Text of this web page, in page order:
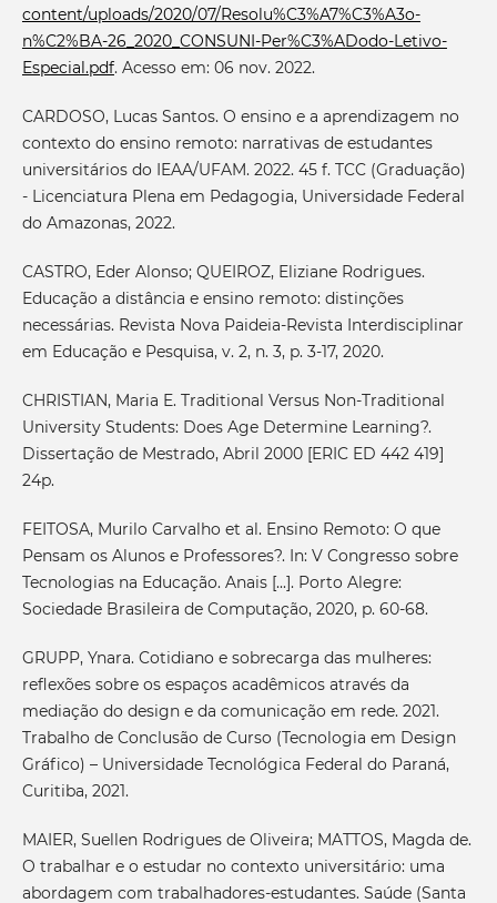
content/uploads/2020/07/Resolu%C3%A7%C3%A3o-
n%C2%BA-26_2020_CONSUNI-Per%C3%ADodo-Letivo-
Especial.pdf. Acesso em: 06 nov. 2022.
CARDOSO, Lucas Santos. O ensino e a aprendizagem no
contexto do ensino remoto: narrativas de estudantes
universitários do IEAA/UFAM. 2022. 45 f. TCC (Graduação)
- Licenciatura Plena em Pedagogia, Universidade Federal
do Amazonas, 2022.
CASTRO, Eder Alonso; QUEIROZ, Eliziane Rodrigues.
Educação a distância e ensino remoto: distinções
necessárias. Revista Nova Paideia-Revista Interdisciplinar
em Educação e Pesquisa, v. 2, n. 3, p. 3-17, 2020.
CHRISTIAN, Maria E. Traditional Versus Non-Traditional
University Students: Does Age Determine Learning?.
Dissertação de Mestrado, Abril 2000 [ERIC ED 442 419]
24p.
FEITOSA, Murilo Carvalho et al. Ensino Remoto: O que
Pensam os Alunos e Professores?. In: V Congresso sobre
Tecnologias na Educação. Anais [...]. Porto Alegre:
Sociedade Brasileira de Computação, 2020, p. 60-68.
GRUPP, Ynara. Cotidiano e sobrecarga das mulheres:
reflexões sobre os espaços acadêmicos através da
mediação do design e da comunicação em rede. 2021.
Trabalho de Conclusão de Curso (Tecnologia em Design
Gráfico) – Universidade Tecnológica Federal do Paraná,
Curitiba, 2021.
MAIER, Suellen Rodrigues de Oliveira; MATTOS, Magda de.
O trabalhar e o estudar no contexto universitário: uma
abordagem com trabalhadores-estudantes. Saúde (Santa